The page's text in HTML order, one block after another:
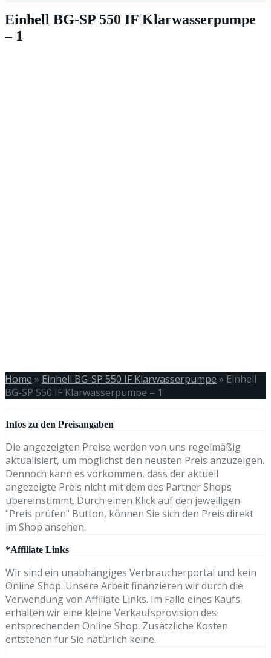
Einhell BG-SP 550 IF Klarwasserpumpe
– 1
Home » Einhell BG-SP 550 IF Klarwasserpumpe » Einhell
BG-SP 550 IF Klarwasserpumpe – 1
Infos zu den Preisangaben
Die angezeigten Preise werden von uns regelmäßig
aktualisiert, um möglichst den neusten Preis anzuzeigen.
Dennoch kann es vorkommen, dass der aktuell
angezeigte Preis nicht mit dem des Partner Shops
übereinstimmt. Durch einen Klick auf den jeweiligen
"Preis prüfen" Button, können Sie sich den Preis direkt
im Shop ansehen.
*Affiliate Links
Wir sind ein unabhängiges Verbraucherportal und kein
Online Shop. Unsere Arbeit finanzieren wir durch die
Verwendung von Affiliate Links. Im Falle eines Kaufs,
erhalten wir eine kleine Verkaufsprovision des
entsprechenden Online Shop. Zusätzliche Kosten
entstehen für Sie natürlich keine.